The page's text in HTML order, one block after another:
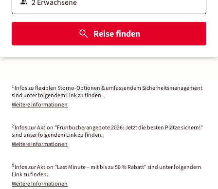
Reise finden
1 Infos zu flexiblen Storno-Optionen & umfassendem Sicherheitsmanagement
sind unter folgendem Link zu finden.
Weitere Informationen
2 Infos zur Aktion "Frühbucherangebote 2026: Jetzt die besten Plätze sichern!"
sind unter folgendem Link zu finden.
Weitere Informationen
3 Infos zur Aktion "Last Minute – mit bis zu 50 % Rabatt" sind unter folgendem
Link zu finden.
Weitere Informationen